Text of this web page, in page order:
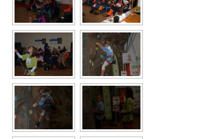
2016
2015
2014
2013
2012
2011
2010